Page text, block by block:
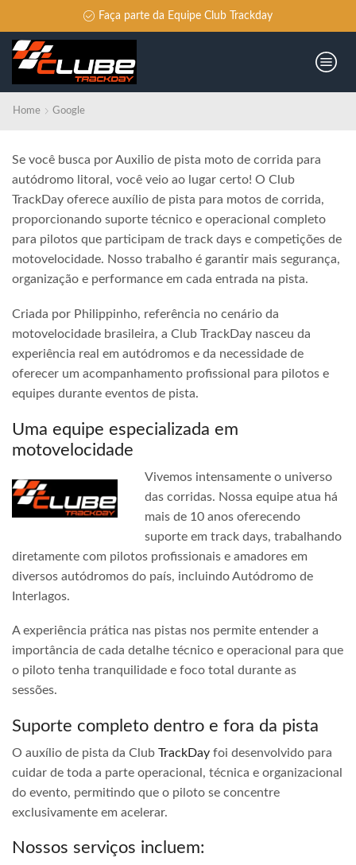
Faça parte da Equipe Club Trackday
Home Google
Se você busca por Auxilio de pista moto de corrida para
autódromo litoral, você veio ao lugar certo! O Club
TrackDay oferece auxílio de pista para motos de corrida,
proporcionando suporte técnico e operacional completo
para pilotos que participam de track days e competições de
motovelocidade. Nosso trabalho é garantir mais segurança,
organização e performance em cada entrada na pista.
Criada por Philippinho, referência no cenário da
motovelocidade brasileira, a Club TrackDay nasceu da
experiência real em autódromos e da necessidade de
oferecer um acompanhamento profissional para pilotos e
equipes durante eventos de pista.
Uma equipe especializada em
motovelocidade
Vivemos intensamente o universo
das corridas. Nossa equipe atua há
mais de 10 anos oferecendo
suporte em track days, trabalhando
diretamente com pilotos profissionais e amadores em
diversos autódromos do país, incluindo Autódromo de
Interlagos.
A experiência prática nas pistas nos permite entender a
importância de cada detalhe técnico e operacional para que
o piloto tenha tranquilidade e foco total durante as
sessões.
Suporte completo dentro e fora da pista
O auxílio de pista da Club TrackDay foi desenvolvido para
cuidar de toda a parte operacional, técnica e organizacional
do evento, permitindo que o piloto se concentre
exclusivamente em acelerar.
Nossos serviços incluem: